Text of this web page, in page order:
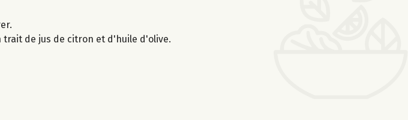
trait de jus de citron et d'huile d'olive.